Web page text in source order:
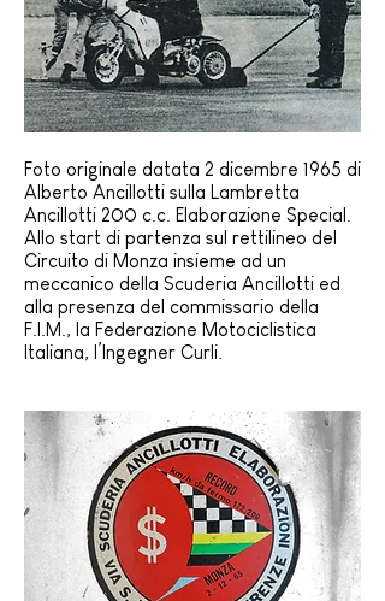
Foto originale datata 2 dicembre 1965 di
Alberto Ancillotti sulla Lambretta
Ancillotti 200 c.c. Elaborazione Special.
Allo start di partenza sul rettilineo del
Circuito di Monza insieme ad un
meccanico della Scuderia Ancillotti ed
alla presenza del commissario della
F.I.M. , la Federazione Motociclistica
Italiana, l’Ingegner Curli.